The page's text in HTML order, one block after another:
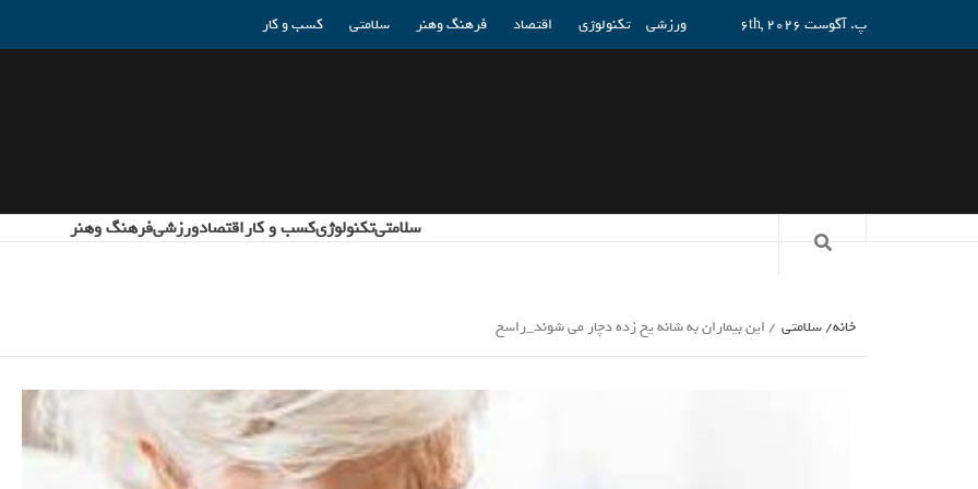
پ. آگوست 6th, 2026 ورزشی تکنولوژی اقتصاد فرهنگ وهنر سلامتی کسب و کار
سلامتیتکنولوژیکسب و کاراقتصادورزشیفرهنگ وهنر
خانه سلامتی این بیماران به شانه یخ زده دچار می شوند_راسخ